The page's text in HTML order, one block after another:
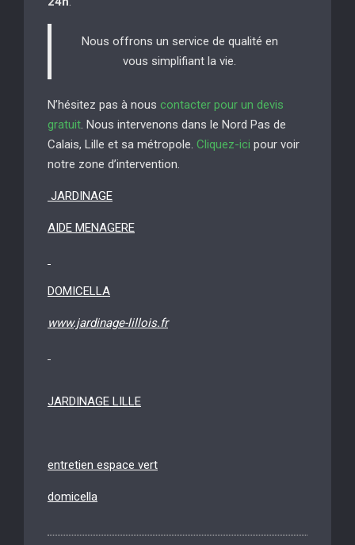
Nous offrons un service de qualité en
vous simplifiant la vie.
N’hésitez pas à nous contacter pour un devis
gratuit. Nous intervenons dans le Nord Pas de
Calais, Lille et sa métropole. Cliquez-ici pour voir
notre zone d’intervention.
JARDINAGE
AIDE MENAGERE
DOMICELLA
www.jardinage-lillois.fr
JARDINAGE LILLE
entretien espace vert
domicella